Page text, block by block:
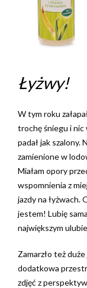
Łyżwy!
W tym roku
trochę śniegu i nic
padał jak szalony.
zamienione w
Miałam opory
wspomnienia z
jazdy na łyżwach.
jestem! Lubię
największym
Zamarzło też
dodatkowa
zdjęć z